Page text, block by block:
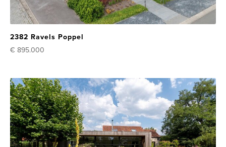
2382 Ravels Poppel
€ 895.000